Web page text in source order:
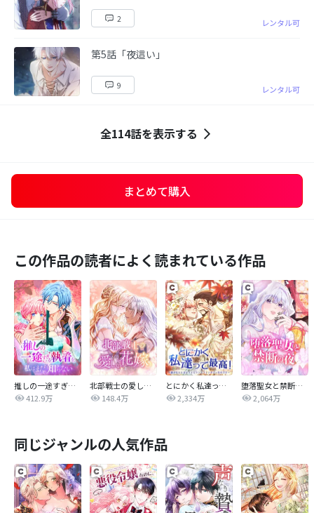
2 レンタル可
第5話「夜這い」
9 レンタル可
全114話を表示する
まとめて購入
この作品の読者によく読まれている作品
推しの一途すぎる執着を、私はまだ知らない
412.9万
北部戦士の愛しい花嫁
148.4万
とにかく私達って最高！～誰がなんと言おうとロマンスファンタジーなのです～
2,334万
堕落聖女と禁断の夜
2,064万
同じジャンルの人気作品